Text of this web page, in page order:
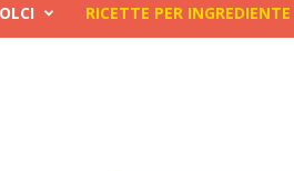
RICETTE PER INGREDIENTE